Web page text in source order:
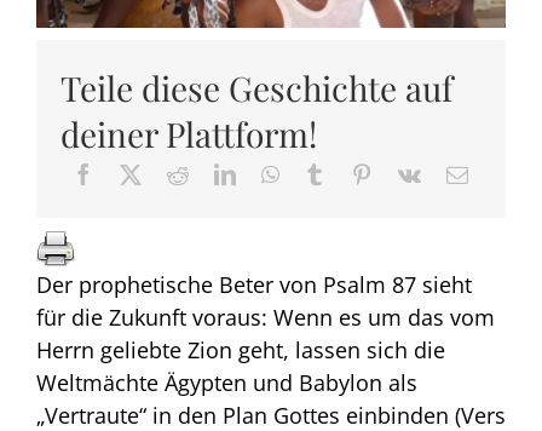
Teile diese Geschichte auf
deiner Plattform!
Der prophetische Beter von Psalm 87 sieht
für die Zukunft voraus: Wenn es um das vom
Herrn geliebte Zion geht, lassen sich die
Weltmächte Ägypten und Babylon als
„Vertraute“ in den Plan Gottes einbinden (Vers